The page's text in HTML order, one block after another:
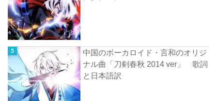
中国のボーカロイド・言和のオリジ
ナル曲「刀剣春秋 2014 ver」 歌詞
と日本語訳